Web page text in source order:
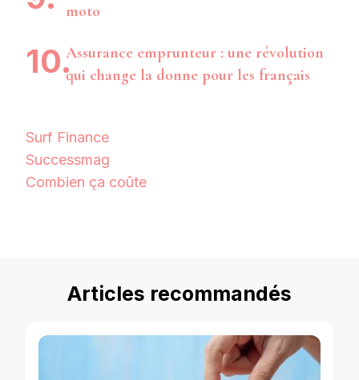
moto
Assurance emprunteur : une révolution
qui change la donne pour les français
Surf Finance
Successmag
Combien ça coûte
Articles recommandés